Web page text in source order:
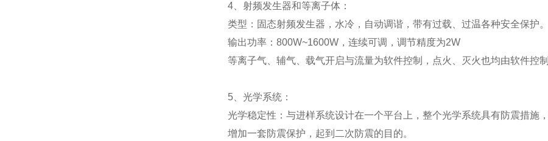
4、射频发生器和等离子体：
类型：固态射频发生器，水冷，自动调谐，带有过载、过温各种安全保护。
输出功率：800W~1600W，连续可调，调节精度为2W
等离子气、辅气、载气开启与流量为软件控制，点火、灭火也均由软件控制
5、光学系统：
光学稳定性：与进样系统设计在一个平台上，整个光学系统具有防震措施
增加一套防震保护，起到二次防震的目的。